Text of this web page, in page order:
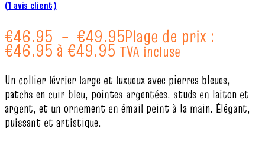
(1 avis client)
€46.95 – €49.95Plage de prix :
€46.95 à €49.95 TVA incluse
Un collier lévrier large et luxueux avec pierres bleues,
patchs en cuir bleu, pointes argentées, studs en laiton et
argent, et un ornement en émail peint à la main. Élégant,
puissant et artistique.